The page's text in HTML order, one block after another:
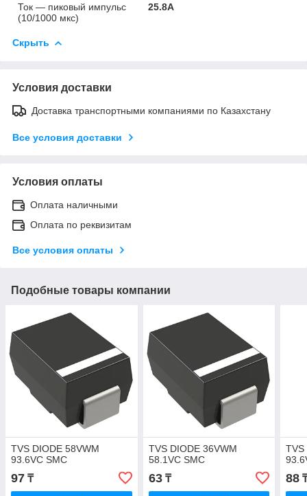
Ток — пиковый импульс
(10/1000 мкс)
25.8А
Скрыть
Условия доставки
Доставка транспортными компаниями по Казахстану
Все условия доставки
Условия оплаты
Оплата наличными
Оплата по реквизитам
Все условия оплаты
Подобные товары компании
TVS DIODE 58VWM
93.6VC SMC
97 ₸
TVS DIODE 36VWM
58.1VC SMC
63₸
TVS
88